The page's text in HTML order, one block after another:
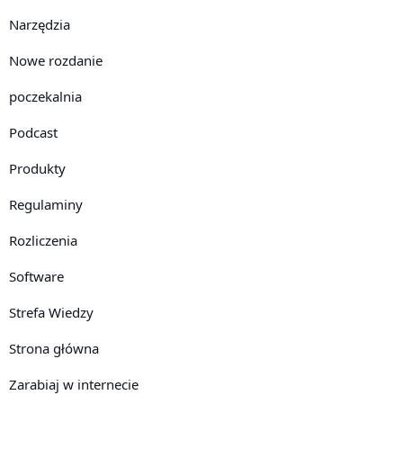
Narzędzia
Nowe rozdanie
poczekalnia
Podcast
Produkty
Regulaminy
Rozliczenia
Software
Strefa Wiedzy
Strona główna
Zarabiaj w internecie